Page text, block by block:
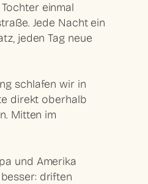
einmal
Jede Nacht ein
jeden Tag neue
schlafen wir in
direkt oberhalb
Mitten im
und Amerika
driften